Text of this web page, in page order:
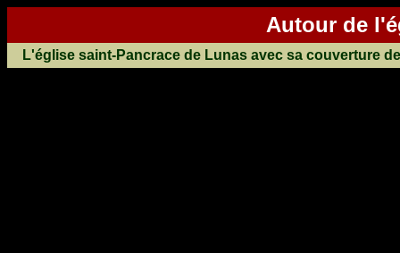
Autour de
L'église saint-Pancrace de Lunas avec sa couverture